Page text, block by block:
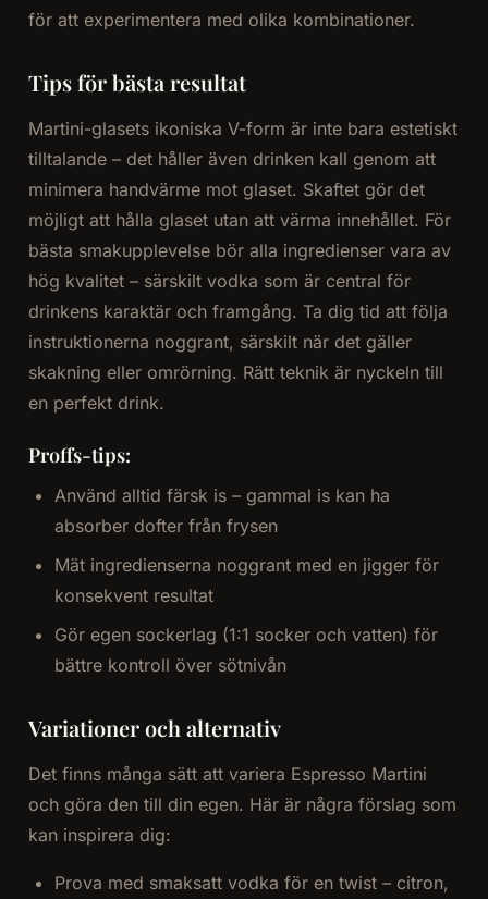
för att experimentera med olika kombinationer.
Tips för bästa resultat
Martini-glasets ikoniska V-form är inte bara estetiskt
tilltalande – det håller även drinken kall genom att
minimera handvärme mot glaset. Skaftet gör det
möjligt att hålla glaset utan att värma innehållet. För
bästa smakupplevelse bör alla ingredienser vara av
hög kvalitet – särskilt vodka som är central för
drinkens karaktär och framgång. Ta dig tid att följa
instruktionerna noggrant, särskilt när det gäller
skakning eller omrörning. Rätt teknik är nyckeln till
en perfekt drink.
Proffs-tips:
Använd alltid färsk is – gammal is kan ha
absorber dofter från frysen
Mät ingredienserna noggrant med en jigger för
konsekvent resultat
Gör egen sockerlag (1:1 socker och vatten) för
bättre kontroll över sötnivån
Variationer och alternativ
Det finns många sätt att variera Espresso Martini
och göra den till din egen. Här är några förslag som
kan inspirera dig:
Prova med smaksatt vodka för en twist – citron,